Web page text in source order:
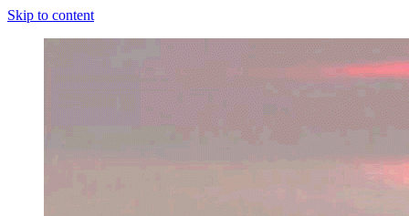
Skip to content